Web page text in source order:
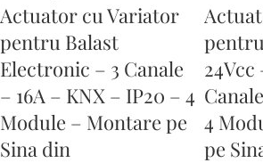
Actuator cu Variator
pentru Balast
Electronic – 3 Canale
– 16A – KNX – IP20 – 4
Module – Montare pe
Sina din
24Vcc
4
pe